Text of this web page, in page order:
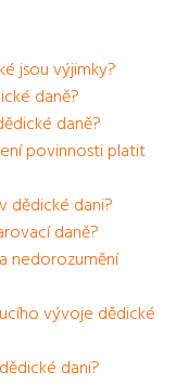
jsou výjimky?
daně?
daně?
povinnosti platit
dědické dani?
daně?
nedorozumění
vývoje dědické
dani?